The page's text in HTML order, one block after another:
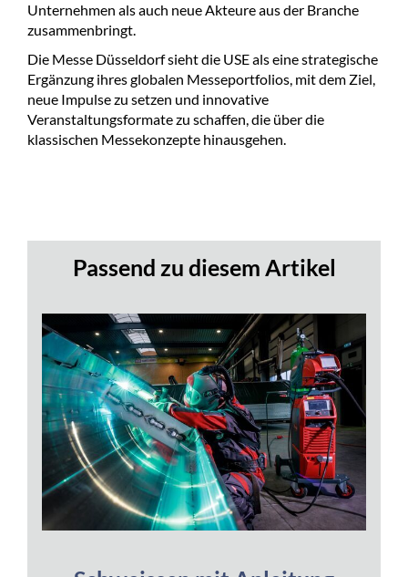
Unternehmen als auch neue Akteure aus der Branche
zusammenbringt.
Die Messe Düsseldorf sieht die USE als eine strategische
Ergänzung ihres globalen Messeportfolios, mit dem Ziel,
neue Impulse zu setzen und innovative
Veranstaltungsformate zu schaffen, die über die
klassischen Messekonzepte hinausgehen.
Passend zu diesem Artikel